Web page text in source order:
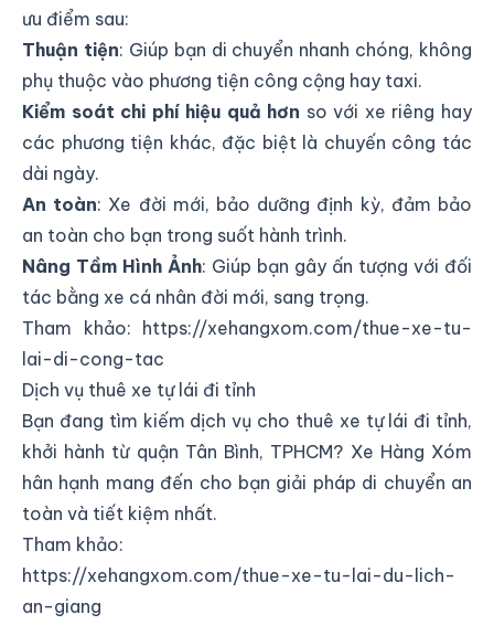
ưu điểm sau:
Thuận tiện: Giúp bạn di chuyển nhanh chóng, không
phụ thuộc vào phương tiện công cộng hay taxi.
Kiểm soát chi phí hiệu quả hơn so với xe riêng hay
các phương tiện khác, đặc biệt là chuyến công tác
dài ngày.
An toàn: Xe đời mới, bảo dưỡng định kỳ, đảm bảo
an toàn cho bạn trong suốt hành trình.
Nâng Tầm Hình Ảnh: Giúp bạn gây ấn tượng với đối
tác bằng xe cá nhân đời mới, sang trọng.
Tham khảo: https://xehangxom.com/thue-xe-tu-
lai-di-cong-tac
Dịch vụ thuê xe tự lái đi tỉnh
Bạn đang tìm kiếm dịch vụ cho thuê xe tự lái đi tỉnh,
khởi hành từ quận Tân Bình, TPHCM? Xe Hàng Xóm
hân hạnh mang đến cho bạn giải pháp di chuyển an
toàn và tiết kiệm nhất.
Tham khảo:
https://xehangxom.com/thue-xe-tu-lai-du-lich-
an-giang